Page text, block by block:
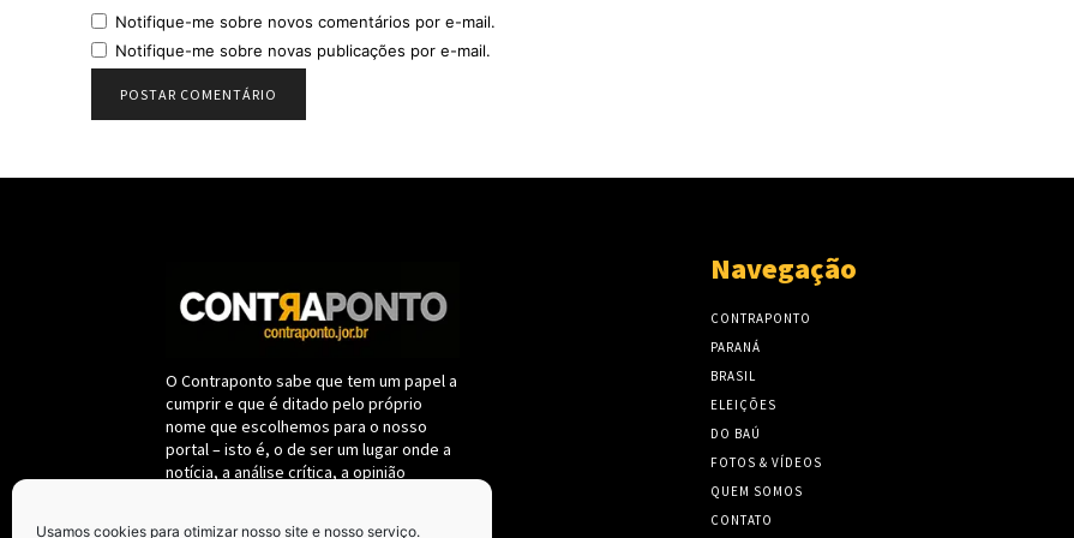
Usamos cookies para otimizar nosso site e nosso serviço.
Notifique-me sobre novos comentários por e-mail.
Notifique-me sobre novas publicações por e-mail.
O Contraponto sabe que tem um papel a
cumprir e que é ditado pelo próprio
nome que escolhemos para o nosso
portal – isto é, o de ser um lugar onde a
notícia, a análise crítica, a opinião
Navegação
CONTRAPONTO
PARANÁ
BRASIL
ELEIÇÕES
DO BAÚ
FOTOS & VÍDEOS
QUEM SOMOS
CONTATO